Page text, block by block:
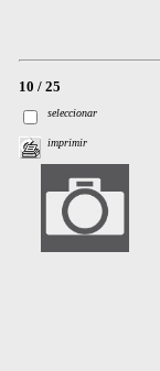
10 / 25
seleccionar
imprimir